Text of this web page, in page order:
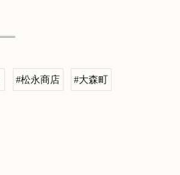
#松永商店 #大森町